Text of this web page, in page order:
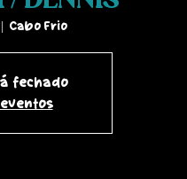
Cabo Frio
fechado